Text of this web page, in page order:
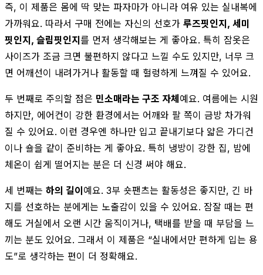
즉, 이 제품은 몸에 딱 맞는 파자마가 아니라 여유 있는 실내복에
가까워요. 따라서 구매 전에는 자신의 선호가 루즈핏인지, 세미
핏인지, 슬림핏인지를 먼저 생각해보는 게 좋아요. 특히 잠옷은
사이즈가 조금 크면 불편하지 않다고 느낄 수도 있지만, 너무 크
면 어깨선이 내려가거나 활동할 때 헐렁하게 느껴질 수 있어요.
두 번째로 주의할 점은 민소매라는 구조 자체예요. 여름에는 시원
하지만, 에어컨이 강한 환경에서는 어깨와 팔 쪽이 금방 차가워
질 수 있어요. 이런 경우엔 하나만 입고 끝내기보다 얇은 가디건
이나 숄을 같이 준비하는 게 좋아요. 특히 냉방이 강한 집, 밤에
체온이 쉽게 떨어지는 분은 더 신경 써야 해요.
세 번째는 하의 길이예요. 3부 숏팬츠는 활동성은 좋지만, 긴 바
지를 선호하는 분에게는 노출감이 있을 수 있어요. 잠잘 때는 편
해도 거실에서 오랜 시간 움직이거나, 택배를 받을 때 부담을 느
끼는 분도 있어요. 그래서 이 제품은 “실내에서만 편하게 입는 용
도”로 생각하는 편이 더 정확해요.